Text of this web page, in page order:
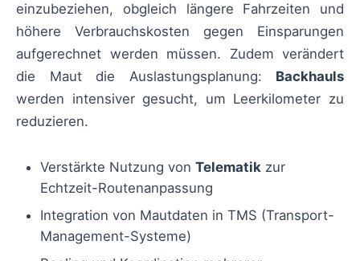
einzubeziehen, obgleich längere Fahrzeiten und
höhere Verbrauchskosten gegen Einsparungen
aufgerechnet werden müssen. Zudem verändert
die Maut die Auslastungsplanung: Backhauls
werden intensiver gesucht, um Leerkilometer zu
reduzieren.
Verstärkte Nutzung von Telematik zur
Echtzeit-Routenanpassung
Integration von Mautdaten in TMS (Transport-
Management-Systeme)